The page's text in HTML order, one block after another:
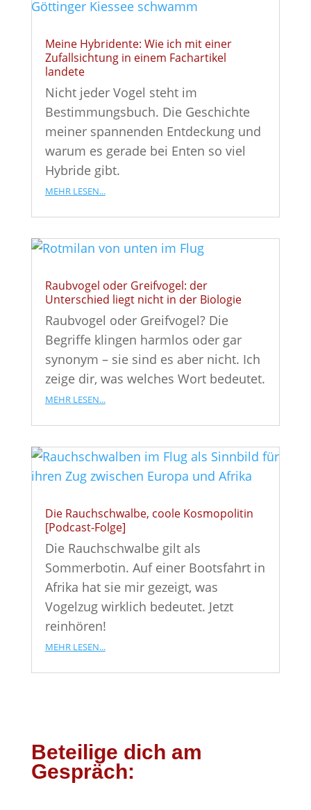
Meine Hybridente: Wie ich mit einer
Zufallsichtung in einem Fachartikel
landete
Nicht jeder Vogel steht im
Bestimmungsbuch. Die Geschichte
meiner spannenden Entdeckung und
warum es gerade bei Enten so viel
Hybride gibt.
mehr lesen...
Raubvogel oder Greifvogel: der
Unterschied liegt nicht in der Biologie
Raubvogel oder Greifvogel? Die
Begriffe klingen harmlos oder gar
synonym – sie sind es aber nicht. Ich
zeige dir, was welches Wort bedeutet.
mehr lesen...
Die Rauchschwalbe, coole Kosmopolitin
[Podcast-Folge]
Die Rauchschwalbe gilt als
Sommerbotin. Auf einer Bootsfahrt in
Afrika hat sie mir gezeigt, was
Vogelzug wirklich bedeutet. Jetzt
reinhören!
mehr lesen...
Beteilige dich am
Gespräch: